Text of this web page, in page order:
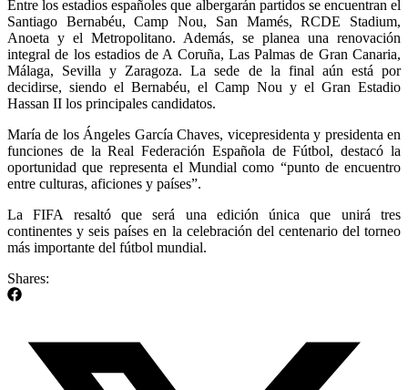
Entre los estadios españoles que albergarán partidos se encuentran el
Santiago Bernabéu, Camp Nou, San Mamés, RCDE Stadium,
Anoeta y el Metropolitano. Además, se planea una renovación
integral de los estadios de A Coruña, Las Palmas de Gran Canaria,
Málaga, Sevilla y Zaragoza. La sede de la final aún está por
decidirse, siendo el Bernabéu, el Camp Nou y el Gran Estadio
Hassan II los principales candidatos.
María de los Ángeles García Chaves, vicepresidenta y presidenta en
funciones de la Real Federación Española de Fútbol, ​​destacó la
oportunidad que representa el Mundial como “punto de encuentro
entre culturas, aficiones y países”.
La FIFA resaltó que será una edición única que unirá tres
continentes y seis países en la celebración del centenario del torneo
más importante del fútbol mundial.
Shares: